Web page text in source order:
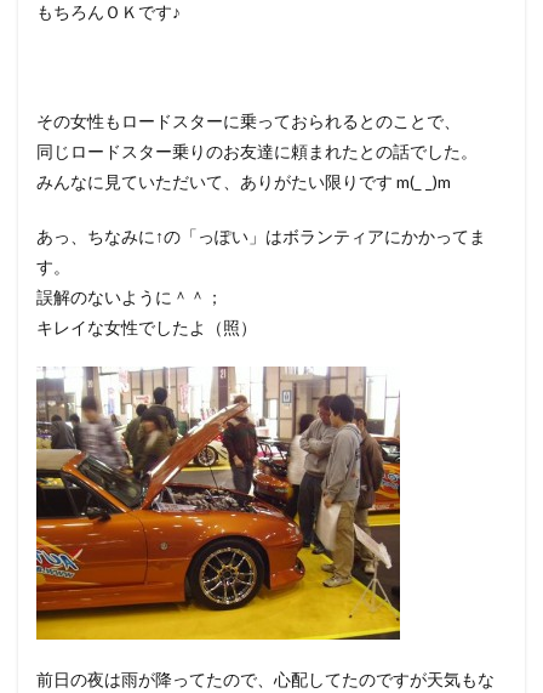
もちろんＯＫです♪
その女性もロードスターに乗っておられるとのことで、
同じロードスター乗りのお友達に頼まれたとの話でした。
みんなに見ていただいて、ありがたい限りです m(_ _)m
あっ、ちなみに↑の「っぽい」はボランティアにかかってま
す。
誤解のないように＾＾；
キレイな女性でしたよ（照）
前日の夜は雨が降ってたので、心配してたのですが天気もな